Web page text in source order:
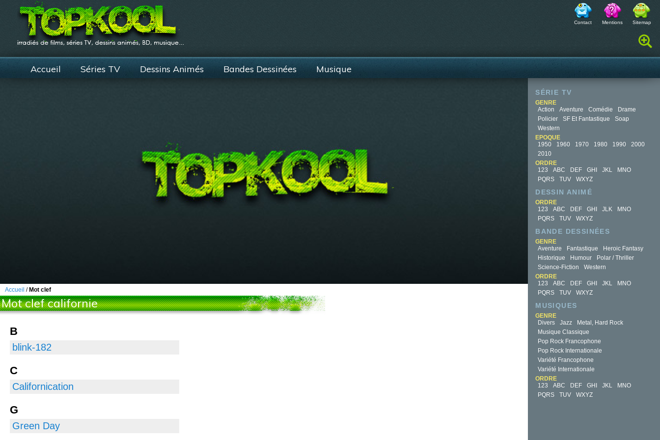
Contact Mentions Sitemap
Rechercher :
Accueil Séries TV Dessins Animés Bandes Dessinées Musique
SÉRIE TV
GENRE
Action
Aventure Comédie
Drame
Policier
SF Et Fantastique
Soap
Western
EPOQUE
1950
1960 1970 1980 1990
2000
2010
ORDRE
123
ABC DEF GHI JKL
MNO
PQRS
TUV WXYZ
DESSIN ANIMÉ
ORDRE
123
ABC DEF GHI JLK
MNO
PQRS
TUV WXYZ
BANDE DESSINÉES
GENRE
Aventure
Fantastique
Heroic Fantasy
Historique
Humour
Polar / Thriller
Science-Fiction
Western
ORDRE
123
ABC DEF GHI JKL
MNO
PQRS
TUV WXYZ
MUSIQUES
GENRE
Divers
Jazz
Metal, Hard Rock
Musique Classique
Pop Rock Francophone
Pop Rock Internationale
Variété Francophone
Variété Internationale
ORDRE
123
ABC DEF GHI JKL
MNO
PQRS
TUV WXYZ
Accueil / Mot clef
Mot clef californie
B
blink-182
C
Californication
G
Green Day